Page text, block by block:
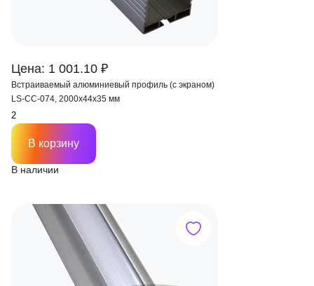
Цена: 1 001.10 ₽
Встраиваемый алюминиевый профиль (с экраном)
LS-СС-074, 2000х44х35 мм
В наличии
В корзину